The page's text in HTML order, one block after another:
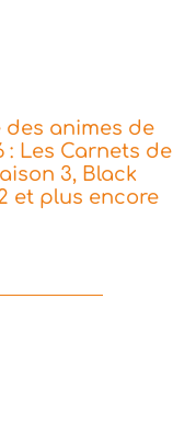
des animes de
: Les Carnets de
3, Black
et plus encore